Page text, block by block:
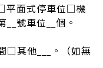
平面式停車位□機
號車位__個。
其他___。（如無